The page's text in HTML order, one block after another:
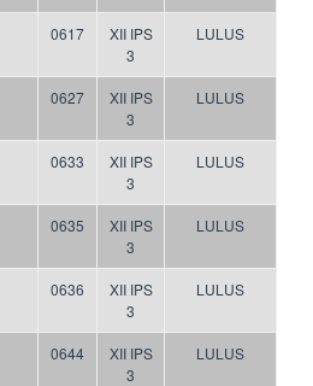
0617
XII IPS
3
LULUS
0627
XII IPS
3
LULUS
0633
XII IPS
3
LULUS
0635
XII IPS
3
LULUS
0636
XII IPS
3
LULUS
0644
XII IPS
3
LULUS